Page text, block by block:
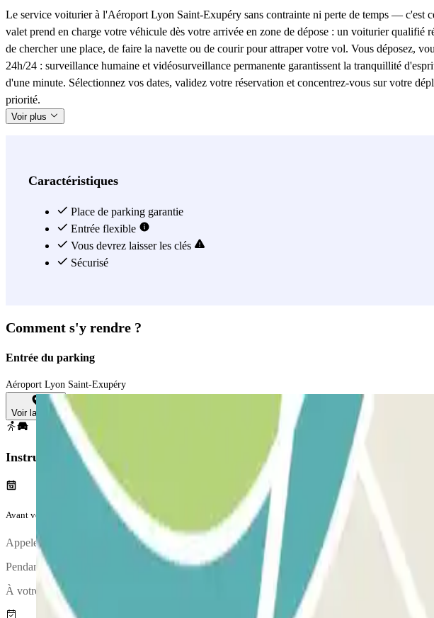
Le service voiturier à l'Aéroport Lyon Saint-Exupéry sans contrainte ni perte de temps — c'est
valet prend en charge votre véhicule dès votre arrivée en zone de dépose : un voiturier qualifié
de chercher une place, de faire la navette ou de courir pour attraper votre vol. Vous déposez,
24h/24 : surveillance humaine et vidéosurveillance permanente garantissent la tranquillité
d'une minute. Sélectionnez vos dates, validez votre réservation et concentrez-vous sur votre
priorité.
Voir plus
Caractéristiques
Place de parking garantie
Entrée flexible
Vous devrez laisser les clés
Sécurisé
Comment s'y rendre ?
Entrée du parking
Aéroport Lyon Saint-Exupéry
Voir la carte
Instructions
Avant votre voyage
Appelez le parking environ 15 minutes avant d'arriver à l'aéroport. Le numéro de téléphone du
Pendant l'appel, une personne vous confirmera le point de rencontre.
À votre arrivée, votre véhicule fera l'objet d'un état des lieux.